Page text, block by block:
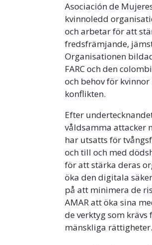
Asociación de
kvinnoledd
och arbetar för att
fredsfrämjande,
Organisationen
FARC och den
och behov för
konflikten.
Efter
våldsamma attacker
har utsatts för
och till och med
för att stärka deras
öka den digitala
på att minimera de
AMAR att öka sina
de verktyg som
mänskliga rättigheter.